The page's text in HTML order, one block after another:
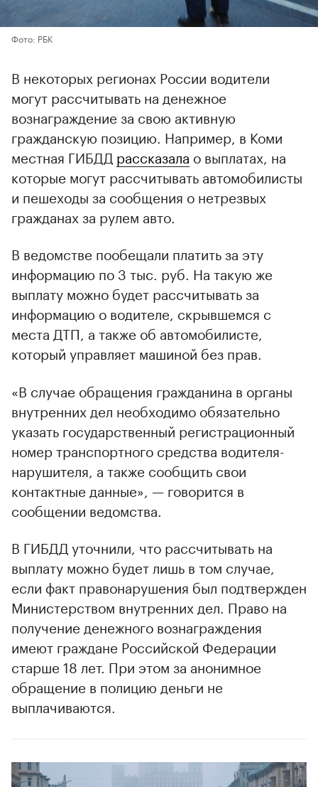
Фото: РБК
В некоторых регионах России водители
могут рассчитывать на денежное
вознаграждение за свою активную
гражданскую позицию. Например, в Коми
местная ГИБДД рассказала о выплатах, на
которые могут рассчитывать автомобилисты
и пешеходы за сообщения о нетрезвых
гражданах за рулем авто.
В ведомстве пообещали платить за эту
информацию по 3 тыс. руб. На такую же
выплату можно будет рассчитывать за
информацию о водителе, скрывшемся с
места ДТП, а также об автомобилисте,
который управляет машиной без прав.
«В случае обращения гражданина в органы
внутренних дел необходимо обязательно
указать государственный регистрационный
номер транспортного средства водителя-
нарушителя, а также сообщить свои
контактные данные», — говорится в
сообщении ведомства.
В ГИБДД уточнили, что рассчитывать на
выплату можно будет лишь в том случае,
если факт правонарушения был подтвержден
Министерством внутренних дел. Право на
получение денежного вознаграждения
имеют граждане Российской Федерации
старше 18 лет. При этом за анонимное
обращение в полицию деньги не
выплачиваются.